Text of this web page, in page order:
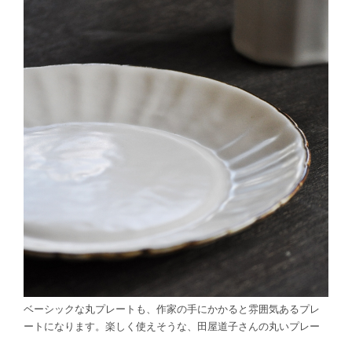
ベーシックな丸プレートも、作家の手にかかると雰囲気あるプレ
ートになります。楽しく使えそうな、田屋道子さんの丸いプレー